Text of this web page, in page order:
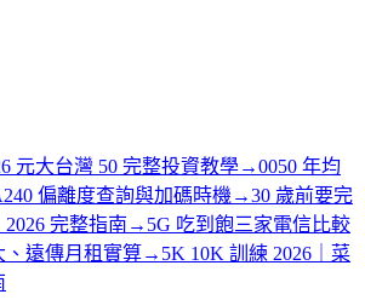
元大台灣 50 完整投資教學→0050 年均
偏離度查詢與加碼時機 →30 歲前要完
完整指南 → 5G 吃到飽三家電信比較
、遠傳月租實算→ 5K 10K 訓練 2026｜菜